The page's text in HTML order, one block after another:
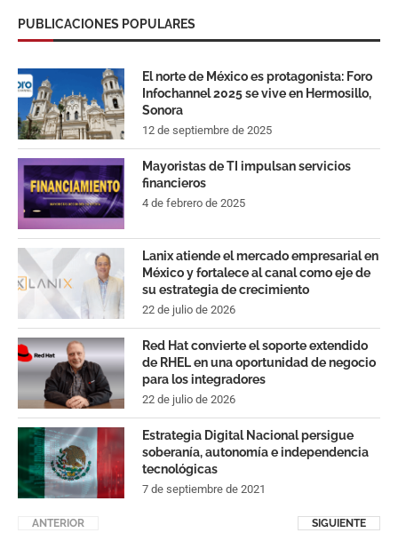
PUBLICACIONES POPULARES
El norte de México es protagonista: Foro
Infochannel 2025 se vive en Hermosillo,
Sonora
12 de septiembre de 2025
Mayoristas de TI impulsan servicios
financieros
4 de febrero de 2025
Lanix atiende el mercado empresarial en
México y fortalece al canal como eje de
su estrategia de crecimiento
22 de julio de 2026
Red Hat convierte el soporte extendido
de RHEL en una oportunidad de negocio
para los integradores
22 de julio de 2026
Estrategia Digital Nacional persigue
soberanía, autonomía e independencia
tecnológicas
7 de septiembre de 2021
ANTERIOR SIGUIENTE